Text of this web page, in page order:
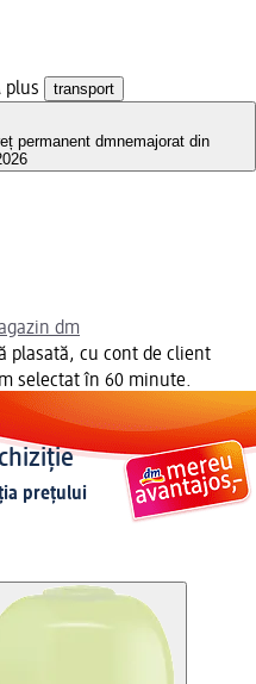
plus transport
permanent dmnemajorat din
dm
plasată, cu cont de client
selectat în 60 minute.
prețului